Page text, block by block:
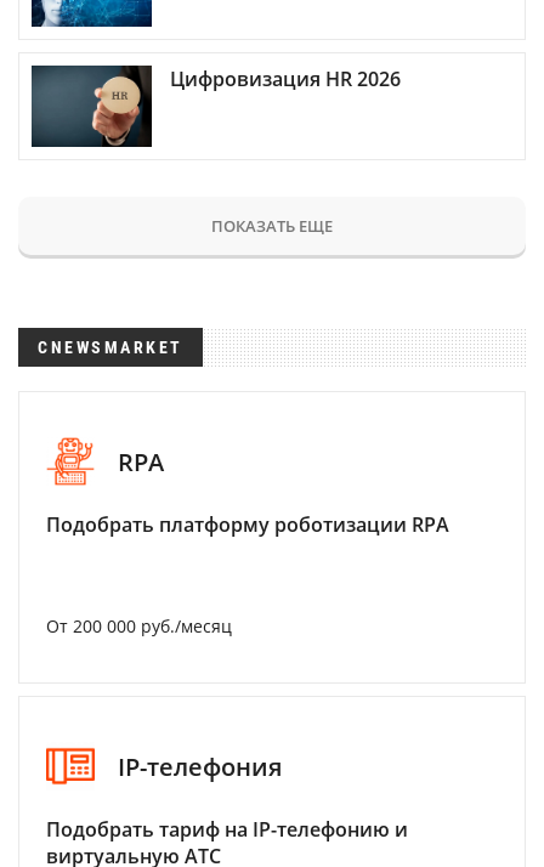
Цифровизация HR 2026
ПОКАЗАТЬ ЕЩЕ
CNEWSMARKET
RPA
Подобрать платформу роботизации RPA
От 200 000 руб./месяц
IP-телефония
Подобрать тариф на IP-телефонию и
виртуальную АТС